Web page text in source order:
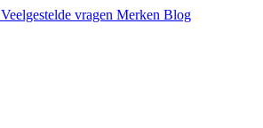
Veelgestelde vragen Merken Blog